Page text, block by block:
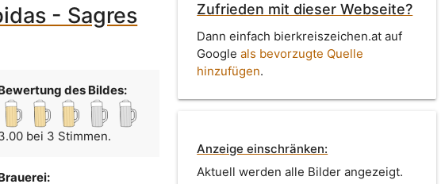
- Sagres
des Bildes:
bei 3 Stimmen.
Zufrieden mit dieser Webseite?
Dann einfach bierkreiszeichen.at auf
Googleals bevorzugte Quelle
hinzufügen.
Anzeige einschränken:
Aktuell werden alle Bilder angezeigt.